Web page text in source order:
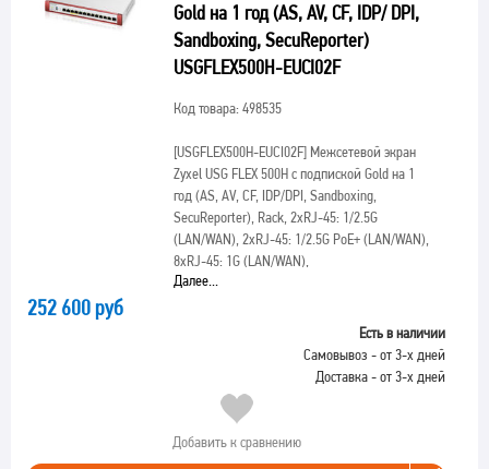
Gold на 1 год (AS, AV, CF, IDP/ DPI,
Sandboxing, SecuReporter)
USGFLEX500H-EUCI02F
Код товара: 498535
[USGFLEX500H-EUCI02F]Межсетевой экран
Zyxel USG FLEX 500H с подпиской Gold на 1
год (AS, AV, CF, IDP/DPI, Sandboxing,
SecuReporter), Rack, 2xRJ-45: 1/2.5G
(LAN/WAN), 2xRJ-45: 1/2.5G PoE+ (LAN/WAN),
8xRJ-45: 1G (LAN/WAN),
Далее...
252 600 руб
Есть в наличии
Самовывоз - от 3-х дней
Доставка - от 3-х дней
Добавить к сравнению